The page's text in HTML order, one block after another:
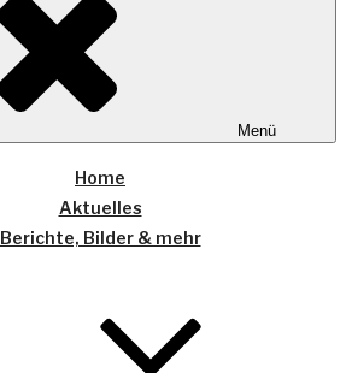
Menü
Home
Aktuelles
Berichte, Bilder & mehr